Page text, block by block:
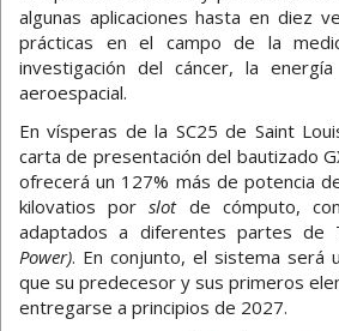
algunas aplicaciones hasta en diez
prácticas en el campo de la
investigación del cáncer, la
aeroespacial.
En vísperas de la SC25 de Saint
carta de presentación del bautizado
ofrecerá un 127% más de potencia
kilovatios porslotde cómputo,
adaptados a diferentes partes de
Power). En conjunto, el sistema será
que su predecesor y sus primeros
entregarse a principios de 2027.